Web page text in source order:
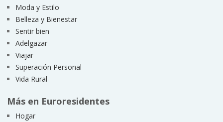
Moda y Estilo
Belleza y Bienestar
Sentir bien
Adelgazar
Viajar
Superación Personal
Vida Rural
Más en Euroresidentes
Hogar